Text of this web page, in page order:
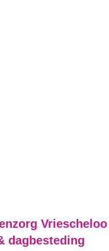
Vriescheloo
dagbesteding